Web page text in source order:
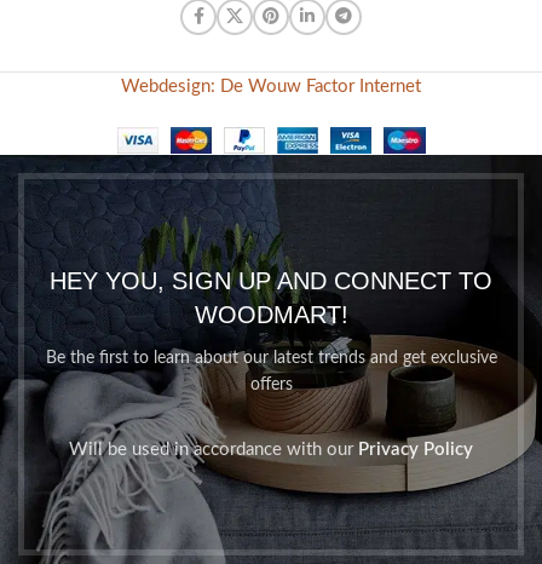
Webdesign: De Wouw Factor Internet
HEY YOU, SIGN UP AND CONNECT TO
WOODMART!
Be the first to learn about our latest trends and get exclusive
offers
Will be used in accordance with our Privacy Policy